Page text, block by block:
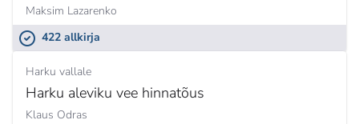
Maksim Lazarenko
422 allkirja
Harku vallale
Harku aleviku vee hinnatõus
Klaus Odras